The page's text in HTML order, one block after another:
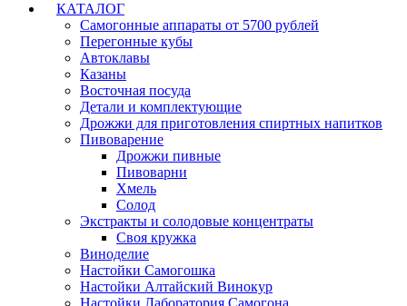
КАТАЛОГ
Самогонные аппараты от 5700 рублей
Перегонные кубы
Автоклавы
Казаны
Восточная посуда
Детали и комплектующие
Дрожжи для приготовления спиртных напитков
Пивоварение
Дрожжи пивные
Пивоварни
Хмель
Солод
Экстракты и солодовые концентраты
Своя кружка
Виноделие
Настойки Самогошка
Настойки Алтайский Винокур